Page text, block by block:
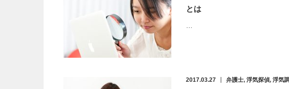
とは
2017.03.27 弁護士, 浮気探偵, 浮気